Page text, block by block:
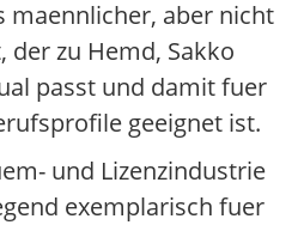
maennlicher, aber nicht
zu Hemd, Sakko
passt und damit fuer
geeignet ist.
und Lizenzindustrie
exemplarisch fuer